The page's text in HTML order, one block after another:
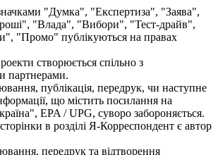
"Думка", "Експертиза", "Заява",
"Влада", "Вибори", "Тест-драйв",
"Промо" публікуються на правах
створюється спільно з
партнерами.
публікація, передрук, чи наступне
що містить посилання на
EPA / UPG, суворо забороняється.
в розділі Я-Корреспондент є автор
передрук та відтворення